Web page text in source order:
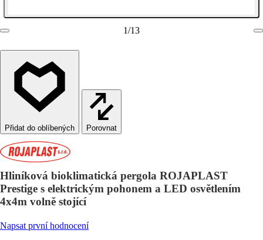
1/13
Porovnat
Hliníková bioklimatická pergola ROJAPLAST
Prestige s elektrickým pohonem a LED osvětlením
4x4m volně stojící
Napsat první hodnocení